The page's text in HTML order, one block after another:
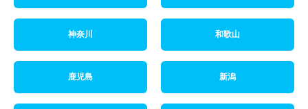
神奈川 和歌山
鹿児島 新潟